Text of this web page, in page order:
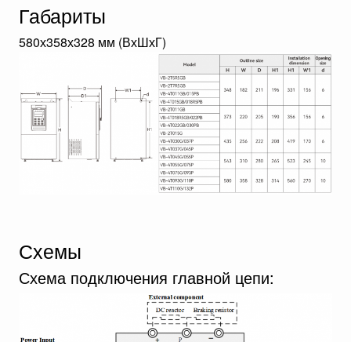
Габариты
580х358х328 мм (ВхШхГ)
Схемы
Схема подключения главной цепи: